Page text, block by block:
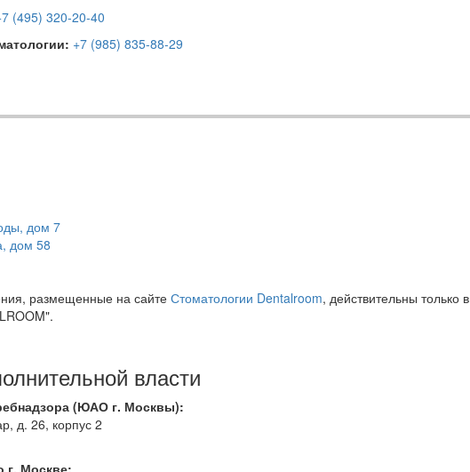
(495) 320-20-40
+7 (985) 835-88-29
дом 7
дом 58
размещенные на сайте Стоматологии Dentalroom, действительны только в
власти
(ЮАО г. Москвы):
д. 26, корпус 2
г. Москве: